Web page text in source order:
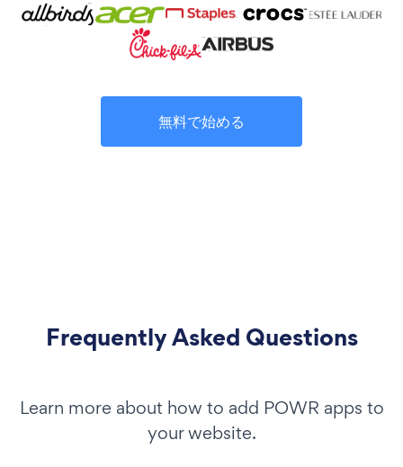
無料で始める
Frequently Asked Questions
Learn more about how to add POWR apps to
your website.